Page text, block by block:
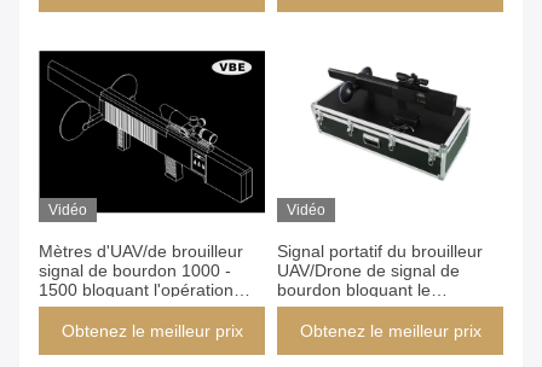
Vidéo
Mètres d'UAV/de brouilleur
signal de bourdon 1000 -
1500 bloquant l'opération
d'écurie de rayon
Obtenez le meilleur prix
Vidéo
Signal portatif du brouilleur
UAV/Drone de signal de
bourdon bloquant le
système, bourdon portatif
bloquant le système, anti
Obtenez le meilleur prix